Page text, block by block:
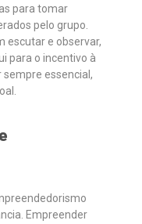
para tomar
pelo grupo.
escutar e observar,
para o incentivo à
sempre essencial,
Empreender